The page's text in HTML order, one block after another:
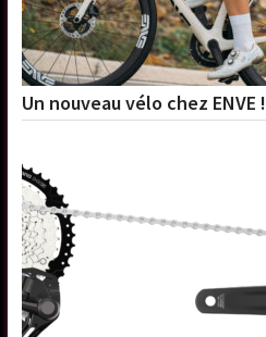
Un nouveau vélo chez ENVE !